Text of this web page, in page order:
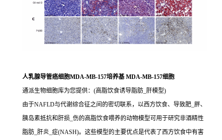
人乳腺导管癌细胞MDA-MB-157培养基 MDA-MB-157细胞
通派生物细胞库为您提供：(高脂饮食诱导脂肪_肝模型)
由于NAFLD与代谢综合征之间的密切联系，以西方饮食、导致肥_胖、
胰岛素抵抗和肝损_伤的高脂饮食喂养的动物模型可用于研究非酒精性
脂肪_肝炎_症(NASH)。这些模型的主要优点是代表了西方饮食中有害